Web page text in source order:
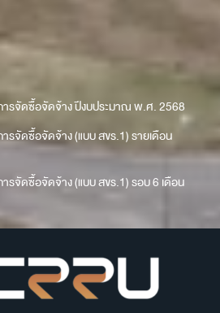
ารจัดซื้อจัดจ้าง ปีงบประมาณ พ.ศ. 2568
รจัดซื้อจัดจ้าง (แบบ สขร.1) รายเดือน
รจัดซื้อจัดจ้าง (แบบ สขร.1) รอบ 6 เดือน